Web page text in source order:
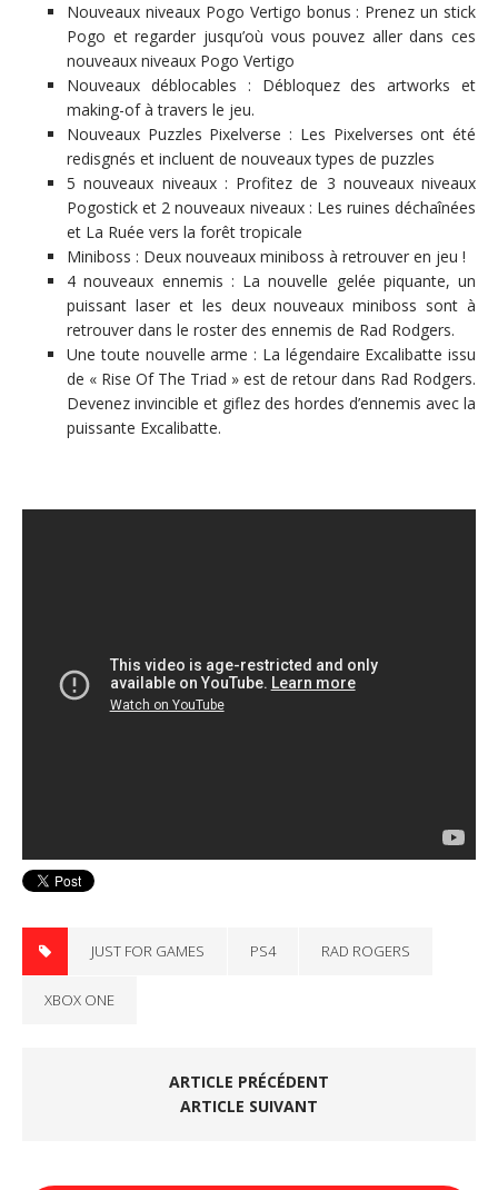
Nouveaux niveaux Pogo Vertigo bonus : Prenez un stick
Pogo et regarder jusqu’où vous pouvez aller dans ces
nouveaux niveaux Pogo Vertigo
Nouveaux déblocables : Débloquez des artworks et
making-of à travers le jeu.
Nouveaux Puzzles Pixelverse : Les Pixelverses ont été
redisgnés et incluent de nouveaux types de puzzles
5 nouveaux niveaux : Profitez de 3 nouveaux niveaux
Pogostick et 2 nouveaux niveaux : Les ruines déchaînées
et La Ruée vers la forêt tropicale
Miniboss : Deux nouveaux miniboss à retrouver en jeu !
4 nouveaux ennemis : La nouvelle gelée piquante, un
puissant laser et les deux nouveaux miniboss sont à
retrouver dans le roster des ennemis de Rad Rodgers.
Une toute nouvelle arme : La légendaire Excalibatte issu
de « Rise Of The Triad » est de retour dans Rad Rodgers.
Devenez invincible et giflez des hordes d’ennemis avec la
puissante Excalibatte.
JUST FOR GAMES PS4 RAD ROGERS
XBOX ONE
ARTICLE PRÉCÉDENT
ARTICLE SUIVANT